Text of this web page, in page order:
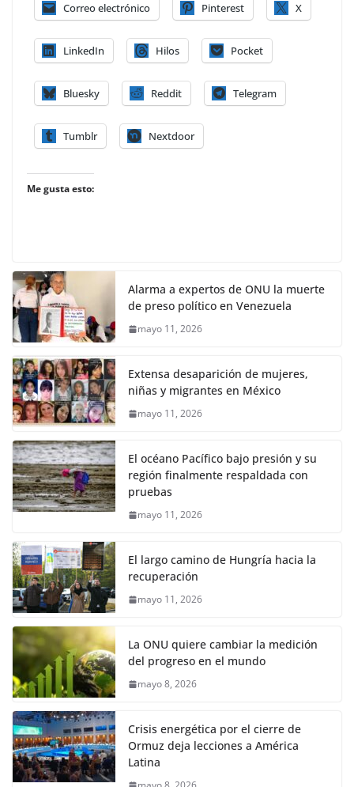
Correo electrónico Pinterest X
LinkedIn Hilos Pocket
Bluesky Reddit Telegram
Tumblr Nextdoor
Me gusta esto:
Alarma a expertos de ONU la muerte
de preso político en Venezuela
mayo 11, 2026
Extensa desaparición de mujeres,
niñas y migrantes en México
mayo 11, 2026
El océano Pacífico bajo presión y su
región finalmente respaldada con
pruebas
mayo 11, 2026
El largo camino de Hungría hacia la
recuperación
mayo 11, 2026
La ONU quiere cambiar la medición
del progreso en el mundo
mayo 8, 2026
Crisis energética por el cierre de
Ormuz deja lecciones a América
Latina